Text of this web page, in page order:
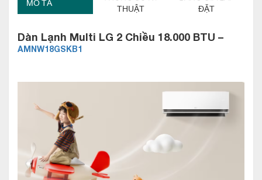
THUẬT
ĐẶT
Dàn Lạnh Multi LG 2 Chiều 18.000 BTU –
AMNW18GSKB1